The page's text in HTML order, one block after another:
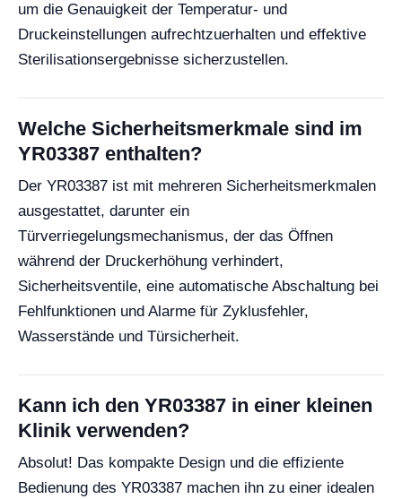
um die Genauigkeit der Temperatur- und
Druckeinstellungen aufrechtzuerhalten und effektive
Sterilisationsergebnisse sicherzustellen.
Welche Sicherheitsmerkmale sind im
YR03387 enthalten?
Der YR03387 ist mit mehreren Sicherheitsmerkmalen
ausgestattet, darunter ein
Türverriegelungsmechanismus, der das Öffnen
während der Druckerhöhung verhindert,
Sicherheitsventile, eine automatische Abschaltung bei
Fehlfunktionen und Alarme für Zyklusfehler,
Wasserstände und Türsicherheit.
Kann ich den YR03387 in einer kleinen
Klinik verwenden?
Absolut! Das kompakte Design und die effiziente
Bedienung des YR03387 machen ihn zu einer idealen